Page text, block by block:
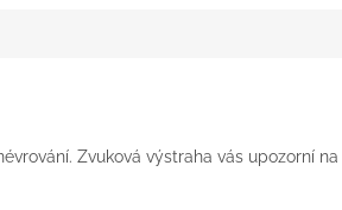
Zvuková výstraha vás upozorní na